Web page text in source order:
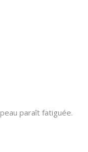
paraît fatiguée.